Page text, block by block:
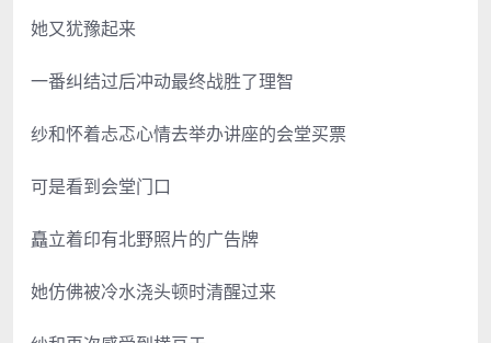
她又犹豫起来
一番纠结过后冲动最终战胜了理智
纱和怀着忐忑心情去举办讲座的会堂买票
可是看到会堂门口
矗立着印有北野照片的广告牌
她仿佛被冷水浇头顿时清醒过来